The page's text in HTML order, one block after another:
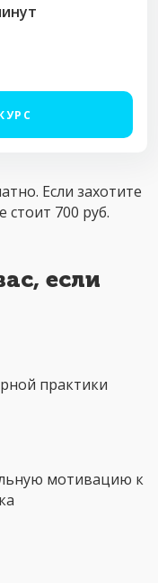
Если захотите
стоит 700 руб.
если
практики
мотивацию к